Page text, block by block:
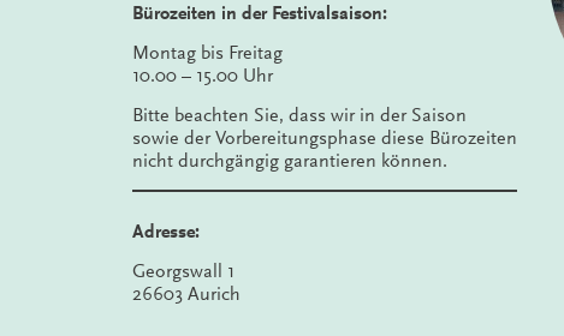
Bürozeiten in der Festivalsaison:
Montag bis Freitag
10.00 – 15.00 Uhr
Bitte beachten Sie, dass wir in der Saison
sowie der Vorbereitungsphase diese Bürozeiten
nicht durchgängig garantieren können.
Adresse:
Georgswall 1
26603 Aurich